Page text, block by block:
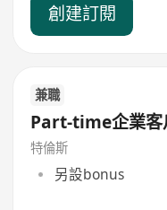
創建訂閱
兼職
Part-time企業客
特倫斯
另設bonus